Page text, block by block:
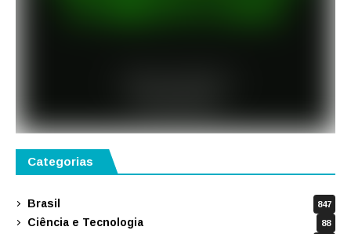
Categorias
Brasil 847
Ciência e Tecnologia 88